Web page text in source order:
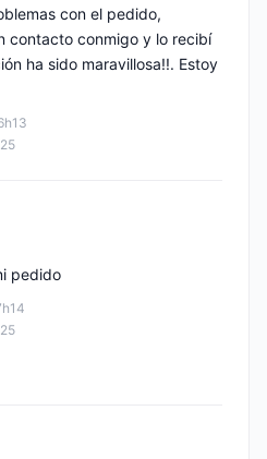
con el pedido,
contacto conmigo y lo recibí
ha sido maravillosa!!. Estoy
pedido